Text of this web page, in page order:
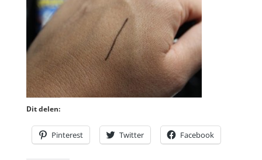
Dit delen:
Pinterest Twitter Facebook